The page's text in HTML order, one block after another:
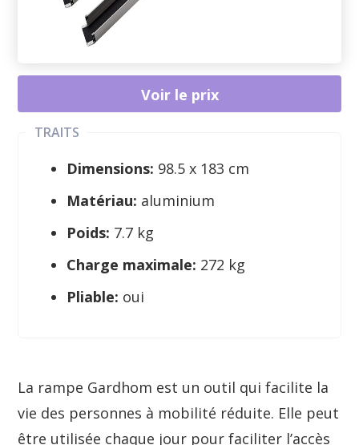
TRAITS
Dimensions: 98.5 x 183 cm
Matériau: aluminium
Poids: 7.7 kg
Charge maximale: 272 kg
Pliable: oui
Voir le prix
La rampe Gardhom est un outil qui facilite la
vie des personnes à mobilité réduite. Elle peut
être utilisée chaque jour pour faciliter l’accès